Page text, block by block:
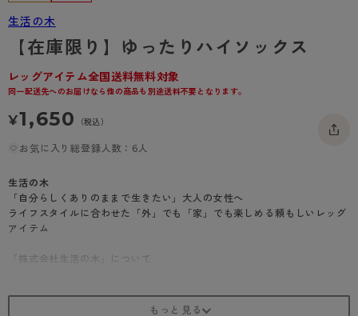
- 柄タイツ
- ひざ下丈タイツ
- 着圧タイツ
ソックス・靴下
- ガードル・補正ショーツ
肌着・インナー
- 長袖（七分袖以上）
- タンクトップ
- カップ付きインナー
- スポーツボトムス
雑貨・小物
ボクサー
BT
スクールタイム
みんなの、みんなの。
CLINICAL
ハイジュニ
お支払い方法について
配送方法について
返品・交換について
お問い合わせについて
生活の木
【在庫限り】ゆったりハイソックス
レッグアイテム全国送料無料対象
同一配送先へのお届けなら他の商品も別途送料不要となります。
¥1,650 （税込）
お気に入り総登録人数：6人
生活の木
「自分らしくありのままで生きたい」大人の女性へ
ライフスタイルに合わせた「外」でも「家」でも楽しめる頼もしいレッグ
アイテム
「株式会社生活の木」について
厳選したハーブや精油、植物油など、世界中の自然の恵みを調達していま